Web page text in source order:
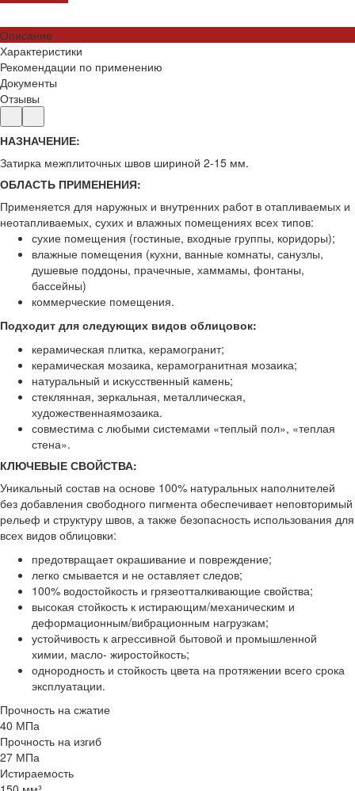
Описание
Характеристики
Рекомендации по применению
Документы
Отзывы
НАЗНАЧЕНИЕ:
Затирка межплиточных швов шириной 2-15 мм.
ОБЛАСТЬ ПРИМЕНЕНИЯ:
Применяется для наружных и внутренних работ в отапливаемых и
неотапливаемых, сухих и влажных помещениях всех типов:
сухие помещения (гостиные, входные группы, коридоры);
влажные помещения (кухни, ванные комнаты, санузлы,
душевые поддоны, прачечные, хаммамы, фонтаны,
бассейны)
коммерческие помещения.
Подходит для следующих видов облицовок:
керамическая плитка, керамогранит;
керамическая мозаика, керамогранитная мозаика;
натуральный и искусственный камень;
стеклянная, зеркальная, металлическая,
художественнаямозаика.
совместима с любыми системами «теплый пол», «теплая
стена».
КЛЮЧЕВЫЕ СВОЙСТВА:
Уникальный состав на основе 100% натуральных наполнителей
без добавления свободного пигмента обеспечивает неповторимый
рельеф и структуру швов, а также безопасность использования для
всех видов облицовки:
предотвращает окрашивание и повреждение;
легко смывается и не оставляет следов;
100% водостойкость и грязеотталкивающие свойства;
высокая стойкость к истирающим/механическим и
деформационным/вибрационным нагрузкам;
устойчивость к агрессивной бытовой и промышленной
химии, масло- жиростойкость;
однородность и стойкость цвета на протяжении всего срока
эксплуатации.
Прочность на сжатие
40 МПа
Прочность на изгиб
27 МПа
Истираемость